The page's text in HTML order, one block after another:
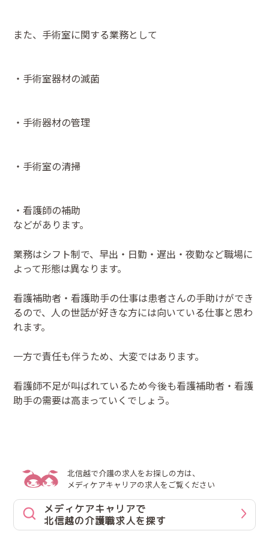
また、手術室に関する業務として
・手術室器材の滅菌
・手術器材の管理
・手術室の清掃
・看護師の補助
などがあります。
業務はシフト制で、早出・日勤・遅出・夜勤など職場に
よって形態は異なります。
看護補助者・看護助手の仕事は患者さんの手助けができ
るので、人の世話が好きな方には向いている仕事と思わ
れます。
一方で責任も伴うため、大変ではあります。
看護師不足が叫ばれているため今後も看護補助者・看護
助手の需要は高まっていくでしょう。
北信越で介護の求人をお探しの方は、
メディケアキャリアの求人をご覧ください
メディケアキャリアで
北信越の介護職求人を探す